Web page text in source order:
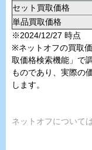
セット買取価格
単品買取価格
※2024/12/27 時点
※ネットオフの買取
取価格検索機能」で
ものであり、実際の
します。
ネットオフについて